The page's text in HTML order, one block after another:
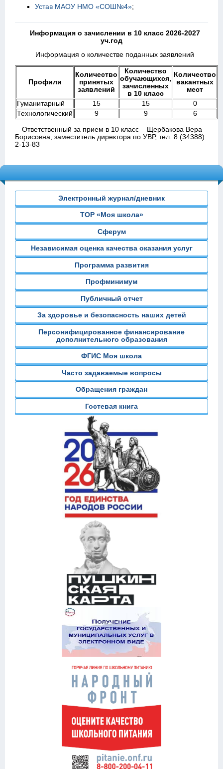
Устав МАОУ НМО «СОШ№4»;
Информация о зачислении в 10 класс 2026-2027
уч.год
Информация о количестве поданных заявлений
Профили
Количество
принятых
заявлений
Количество
обучающихся,
зачисленных
в 10 класс
Количество
вакантных
мест
Гуманитарный
15 15
0
Технологический
9 9 6
Ответственный за прием в 10 класс – Щербакова Вера
Борисовна, заместитель директора по УВР, тел. 8 (34388)
2-13-83
Электронный журнал/дневник
ТОР «Моя школа»
Сферум
Независимая оценка качества оказания услуг
Программа развития
Профминимум
Публичный отчет
За здоровье и безопасность наших детей
Персонифицированное финансирование
дополнительного образования
ФГИС Моя школа
Часто задаваемые вопросы
Обращения граждан
Гостевая книга